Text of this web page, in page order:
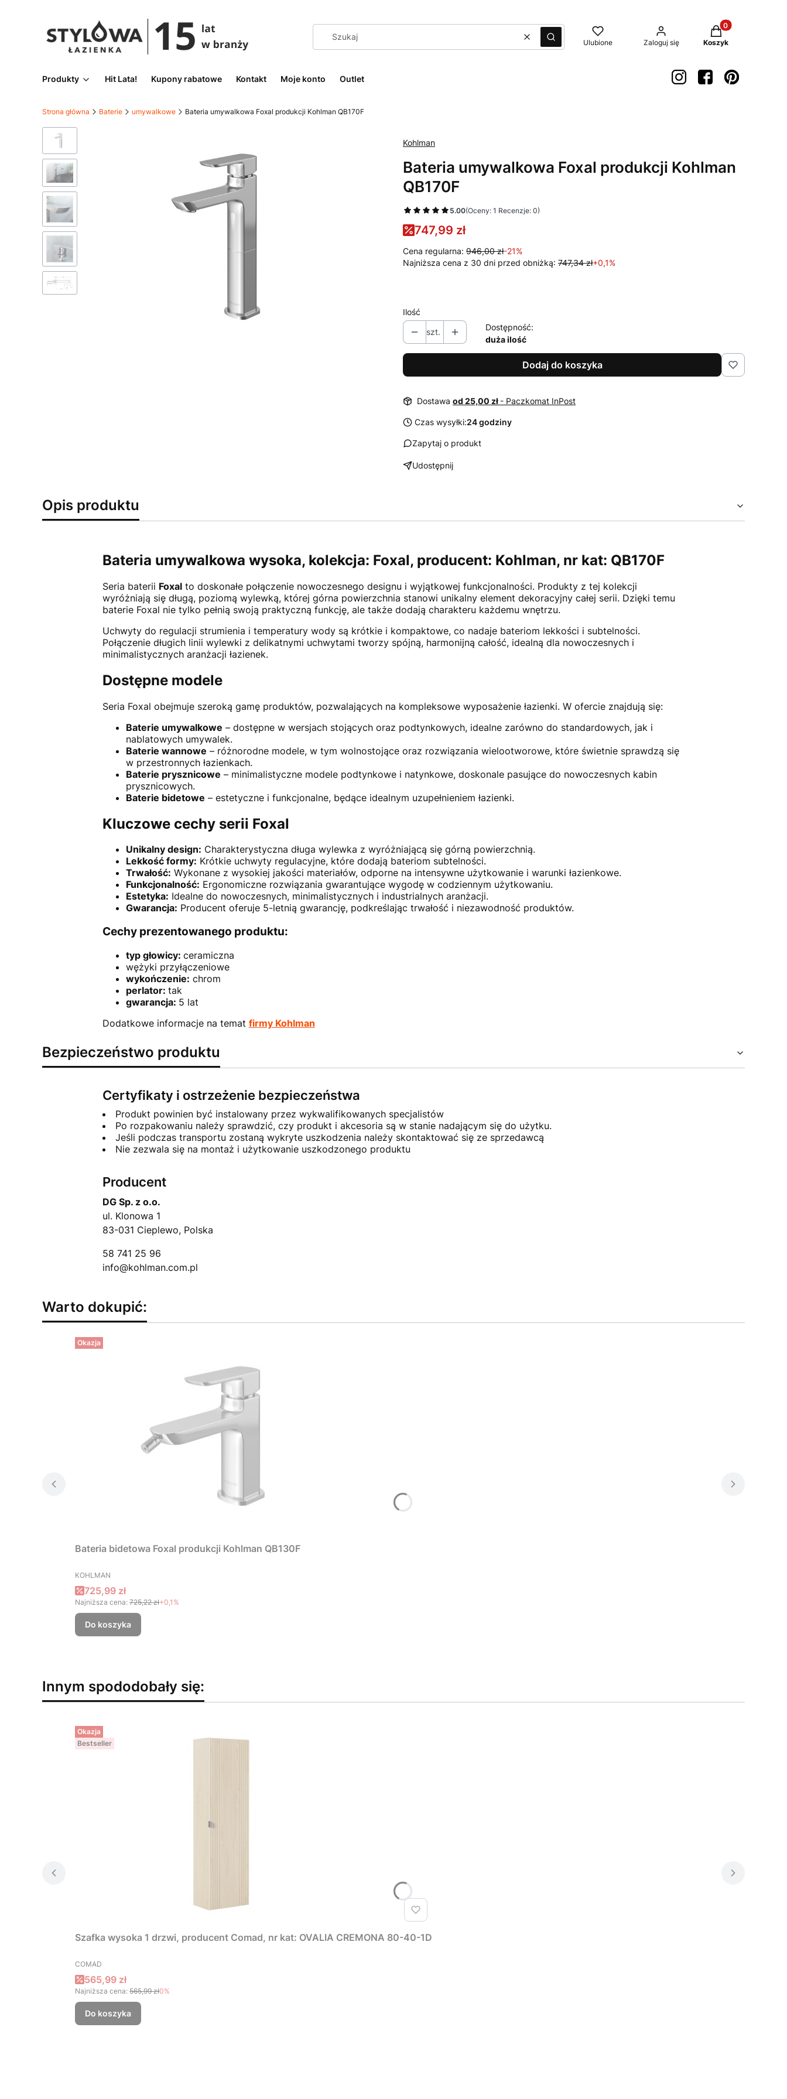
WyczyśćSzukaj Ulubione Zaloguj się
Produkty w
Koszyk
Produkty Hit Lata! Kupony rabatowe Kontakt Moje konto Outlet
Strona główna Baterie umywalkowe Bateria umywalkowa Foxal produkcji Kohlman QB170F
Kohlman
Bateria umywalkowa Foxal produkcji Kohlman
QB170F
5.00(Oceny: 1 Recenzje: 0)
747,99 zł
Cena regularna: 946,00 zł-21%
Najniższa cena z 30 dni przed obniżką: 747,34 zł+0,1%
Ilość
szt.
Dostępność:
duża ilość
Dodaj do koszyka
Dostawa od 25,00 zł - Paczkomat InPost
Czas wysyłki:24 godziny
Zapytaj o produkt
Udostępnij
Opis produktu
Bateria umywalkowa wysoka, kolekcja: Foxal, producent: Kohlman, nr kat: QB170F
Seria baterii Foxalto doskonałe połączenie nowoczesnego designu i wyjątkowej funkcjonalności. Produkty z tej kolekcji
wyróżniają się długą, poziomą wylewką, której górna powierzchnia stanowi unikalny element dekoracyjny całej serii. Dzięki temu
baterie Foxal nie tylko pełnią swoją praktyczną funkcję, ale także dodają charakteru każdemu wnętrzu.
Uchwyty do regulacji strumienia i temperatury wody są krótkie i kompaktowe, co nadaje bateriom lekkości i subtelności.
Połączenie długich linii wylewki z delikatnymi uchwytami tworzy spójną, harmonijną całość, idealną dla nowoczesnych i
minimalistycznych aranżacji łazienek.
Dostępne modele
Seria Foxal obejmuje szeroką gamę produktów, pozwalających na kompleksowe wyposażenie łazienki. W ofercie znajdują się:
Baterie umywalkowe – dostępne w wersjach stojących oraz podtynkowych, idealne zarówno do standardowych, jak i
nablatowych umywalek.
Baterie wannowe – różnorodne modele, w tym wolnostojące oraz rozwiązania wielootworowe, które świetnie sprawdzą się
w przestronnych łazienkach.
Baterie prysznicowe – minimalistyczne modele podtynkowe i natynkowe, doskonale pasujące do nowoczesnych kabin
prysznicowych.
Baterie bidetowe – estetyczne i funkcjonalne, będące idealnym uzupełnieniem łazienki.
Kluczowe cechy serii Foxal
Unikalny design: Charakterystyczna długa wylewka z wyróżniającą się górną powierzchnią.
Lekkość formy: Krótkie uchwyty regulacyjne, które dodają bateriom subtelności.
Trwałość: Wykonane z wysokiej jakości materiałów, odporne na intensywne użytkowanie i warunki łazienkowe.
Funkcjonalność: Ergonomiczne rozwiązania gwarantujące wygodę w codziennym użytkowaniu.
Estetyka: Idealne do nowoczesnych, minimalistycznych i industrialnych aranżacji.
Gwarancja: Producent oferuje 5-letnią gwarancję, podkreślając trwałość i niezawodność produktów.
Cechy prezentowanego produktu:
typ głowicy: ceramiczna
wężyki przyłączeniowe
wykończenie: chrom
perlator: tak
gwarancja: 5 lat
Dodatkowe informacje na temat firmy Kohlman
Bezpieczeństwo produktu
Certyfikaty i ostrzeżenie bezpieczeństwa
Produkt powinien być instalowany przez wykwalifikowanych specjalistów
Po rozpakowaniu należy sprawdzić, czy produkt i akcesoria są w stanie nadającym się do użytku.
Jeśli podczas transportu zostaną wykryte uszkodzenia należy skontaktować się ze sprzedawcą
Nie zezwala się na montaż i użytkowanie uszkodzonego produktu
Producent
DG Sp. z o.o.
ul. Klonowa 1
83-031 Cieplewo, Polska
58 741 25 96
info@kohlman.com.pl
Warto dokupić:
Okazja
Bateria bidetowa Foxal produkcji Kohlman QB130F
PRODUCENT
KOHLMAN
Cena promocyjna
725,99 zł
Najniższa cena: 725,22 zł+0,1%
Do koszyka
Innym spododobały się:
Okazja
Bestseller
Szafka wysoka 1 drzwi, producent Comad, nr kat: OVALIA CREMONA 80-40-1D
PRODUCENT
COMAD
Cena promocyjna
565,99 zł
Najniższa cena: 565,99 zł0%
Do koszyka
ZAMÓW ROZMOWĘ